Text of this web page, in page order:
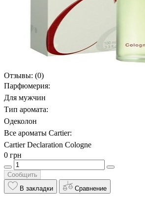
Отзывы: (0)
Парфюмерия:
Для мужчин
Тип аромата:
Одеколон
Все ароматы Cartier:
Cartier Declaration Cologne
0 грн
Сообщить
В закладки
Сравнение